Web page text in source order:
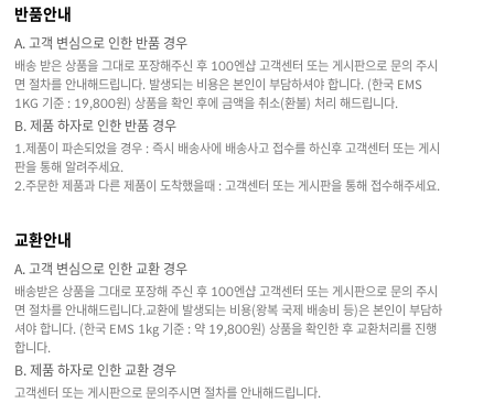
반품안내
A. 고객 변심으로 인한 반품 경우
배송 받은 상품을 그대로 포장해주신 후 100엔샵 고객센터 또는 게시판으로 문의 주시
면 절차를 안내해드립니다. 발생되는 비용은 본인이 부담하셔야 합니다. (한국 EMS
1KG 기준 : 19,800원) 상품을 확인 후에 금액을 취소(환불) 처리 해드립니다.
B. 제품 하자로 인한 반품 경우
1.제품이 파손되었을 경우 : 즉시 배송사에 배송사고 접수를 하신후 고객센터 또는 게시
판을 통해 알려주세요.
2.주문한 제품과 다른 제품이 도착했을때 : 고객센터 또는 게시판을 통해 접수해주세요.
교환안내
A. 고객 변심으로 인한 교환 경우
배송받은 상품을 그대로 포장해 주신 후 100엔샵 고객센터 또는 게시판으로 문의 주시
면 절차를 안내해드립니다.교환에 발생되는 비용(왕복 국제 배송비 등)은 본인이 부담하
셔야 합니다. (한국 EMS 1kg 기준 : 약 19,800원) 상품을 확인한 후 교환처리를 진행
합니다.
B. 제품 하자로 인한 교환 경우
고객센터 또는 게시판으로 문의주시면 절차를 안내해드립니다.